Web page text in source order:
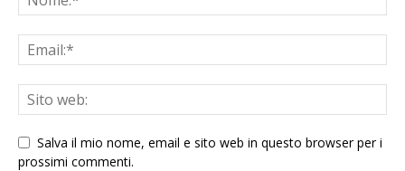
Salva il mio nome, email e sito web in questo browser per i
prossimi commenti.